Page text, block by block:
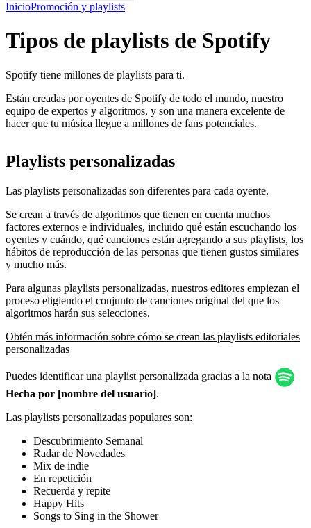
InicioPromoción y playlists
Tipos de playlists de Spotify
Spotify tiene millones de playlists para ti.
Están creadas por oyentes de Spotify de todo el mundo, nuestro
equipo de expertos y algoritmos, y son una manera excelente de
hacer que tu música llegue a millones de fans potenciales.
Playlists personalizadas
Las playlists personalizadas son diferentes para cada oyente.
Se crean a través de algoritmos que tienen en cuenta muchos
factores externos e individuales, incluido qué están escuchando los
oyentes y cuándo, qué canciones están agregando a sus playlists, los
hábitos de reproducción de las personas que tienen gustos similares
y mucho más.
Para algunas playlists personalizadas, nuestros editores empiezan el
proceso eligiendo el conjunto de canciones original del que los
algoritmos harán sus selecciones.
Obtén más información sobre cómo se crean las playlists editoriales
personalizadas
Puedes identificar una playlist personalizada gracias a la nota
Hecha por [nombre del usuario].
Las playlists personalizadas populares son:
Descubrimiento Semanal
Radar de Novedades
Mix de indie
En repetición
Recuerda y repite
Happy Hits
Songs to Sing in the Shower